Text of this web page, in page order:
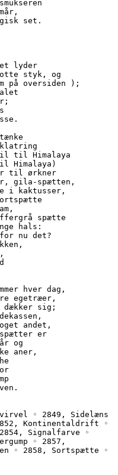
smukseren
set.
det lyder
otte styk, og
om på oversiden );
vil til Himalaya
til Himalaya)
til ørkner
gila-spætten,
i kaktusser,
sortspætte
spætte
hals:
nu det?
hver dag,
egetræer,
dækker sig;
noget andet,
spætter er
og
aner,
◦ 2849, Sidelæns
Kontinentaldrift ◦
Signalfarve ◦
◦ 2857,
◦ 2858, Sortspætte ◦